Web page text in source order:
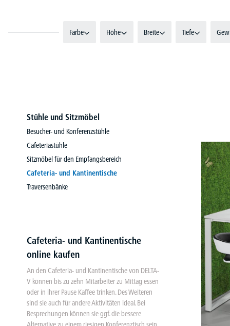
Farbe Höhe Breite Tiefe
Stühle und Sitzmöbel
Besucher- und Konferenzstühle
Cafeteriastühle
Sitzmöbel für den Empfangsbereich
Cafeteria- und Kantinentische
Traversenbänke
Cafeteria- und Kantinentische
online kaufen
An den Cafeteria- und Kantinentische von DELTA-
V können bis zu zehn Mitarbeiter zu Mittag essen
oder in ihrer Pause Kaffee trinken. Des Weiteren
sind sie auch für andere Aktivitäten ideal. Bei
Besprechungen können sie ggf. die bessere